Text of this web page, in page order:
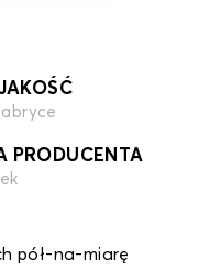
PRODUCENTA
pół-na-miarę